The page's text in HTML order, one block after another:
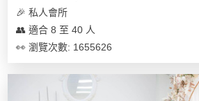
體
手
🎉 私人會所
👥 適合 8 至 40 人
👀 瀏覽次數: 1655626